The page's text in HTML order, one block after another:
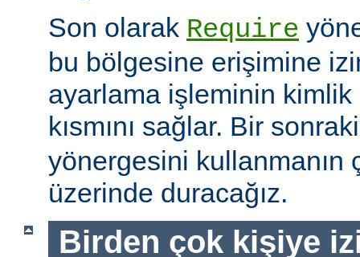
Son olarak Require
bu bölgesine erişimine
ayarlama işleminin kimlik
kısmını sağlar. Bir
yönergesini kullanmanın
üzerinde duracağız.
Birden çok kişiye